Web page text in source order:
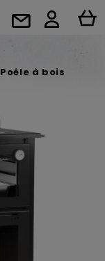
Poêle à bois